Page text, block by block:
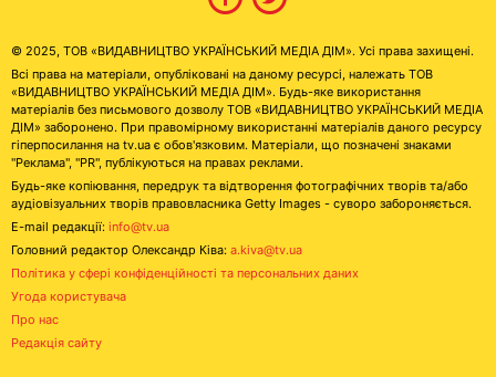
© 2025, ТОВ «ВИДАВНИЦТВО УКРАЇНСЬКИЙ МЕДІА ДІМ». Усі права захищені.
Всі права на матеріали, опубліковані на даному ресурсі, належать ТОВ
«ВИДАВНИЦТВО УКРАЇНСЬКИЙ МЕДІА ДІМ». Будь-яке використання
матеріалів без письмового дозволу ТОВ «ВИДАВНИЦТВО УКРАЇНСЬКИЙ МЕДІА
ДІМ» заборонено. При правомірному використанні матеріалів даного ресурсу
гіперпосилання на tv.ua є обов'язковим. Матеріали, що позначені знаками
"Реклама", "PR", публікуються на правах реклами.
Будь-яке копіювання, передрук та відтворення фотографічних творів та/або
аудіовізуальних творів правовласника Getty Images - суворо забороняється.
E-mail редакції: info@tv.ua
Головний редактор Олександр Ківа: a.kiva@tv.ua
Політика у сфері конфіденційності та персональних даних
Угода користувача
Про нас
Редакція сайту